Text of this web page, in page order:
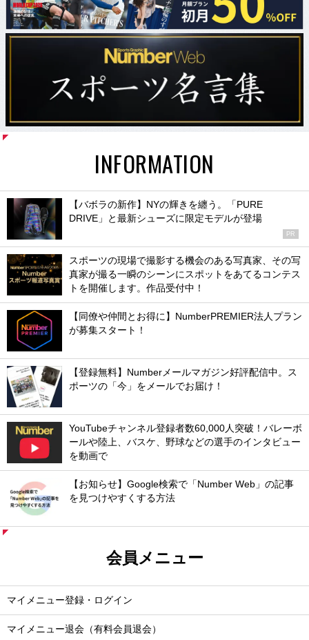
INFORMATION
【バボラの新作】NYの輝きを纏う。「PURE
DRIVE」と最新シューズに限定モデルが登場
PR
スポーツの現場で撮影する機会のある写真家、その写
真家が撮る一瞬のシーンにスポットをあてるコンテス
トを開催します。作品受付中！
【同僚や仲間とお得に】NumberPREMIER法人プラン
が募集スタート！
【登録無料】Numberメールマガジン好評配信中。ス
ポーツの「今」をメールでお届け！
YouTubeチャンネル登録者数60,000人突破！バレーボ
ールや陸上、バスケ、野球などの選手のインタビュー
を動画で
【お知らせ】Google検索で「Number Web」の記事
を見つけやすくする方法
会員メニュー
マイメニュー登録・ログイン
マイメニュー退会（有料会員退会）